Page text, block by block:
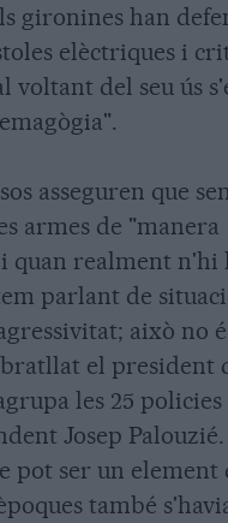
gironines han
elèctriques i
voltant del seu ús
asseguren que
armes de "manera
quan realment n'hi
parlant de
això no
el president
les 25
Josep Palouzié.
pot ser un element
també